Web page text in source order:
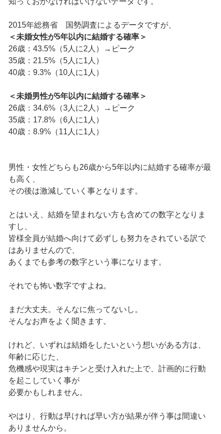
2015年総務省 国勢調査によるデータですが、
＜未婚女性が5年以内に結婚する確率＞
26歳：43.5%（5人に2人）→ピーク
35歳：21.5%（5人に1人）
40歳：9.3%（10人に1人）
＜未婚男性が5年以内に結婚する確率＞
26歳：34.6%（3人に2人）→ピーク
35歳：17.8%（6人に1人）
40歳：8.9%（11人に1人）
男性・女性どちらも26歳から5年以内に結婚する確率が最
も高く、
その後は激減していく事となります。
とはいえ、結婚を望まれない方も含めての数字となりま
すし、
皆様全員が結婚へ向けて必ずしも努力をされている訳で
はありませんので、
あくまでも参考の数字という事になります。
それでも怖い数字ですよね。
まだ大丈夫。そんなに焦ってないし。
そんなお声をよく聞きます。
けれど、いずれは結婚をしたいという想いがある方は、
年齢に応じた、
危機感や現実はキチンと受け入れた上で、計画的に行動
を起こしていく事が
必要かもしれません。
やはり、行動は早ければ早い方が結果が伴う事は間違い
ありませんから。